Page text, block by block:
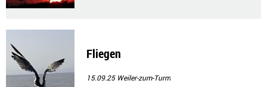
Fliegen
15.09.25 Weiler-zum-Turm